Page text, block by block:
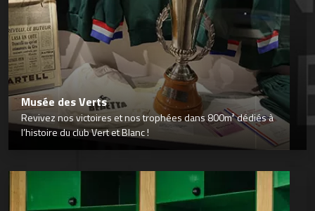
Musée des Verts
Revivez nos victoires et nos trophées dans 800m² dédiés à
l’histoire du club Vert et Blanc !